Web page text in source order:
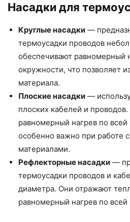
Насадки для
Круглые насадки —
термоусадки проводов
обеспечивают равномерный
окружности, что позволяет
материала.
Плоские насадки —
плоских кабелей и
равномерный нагрев по всей
особенно важно при работе
материалами.
Рефлекторные насадки —
термоусадки проводов и
диаметра. Они отражают
равномерный нагрев по всей